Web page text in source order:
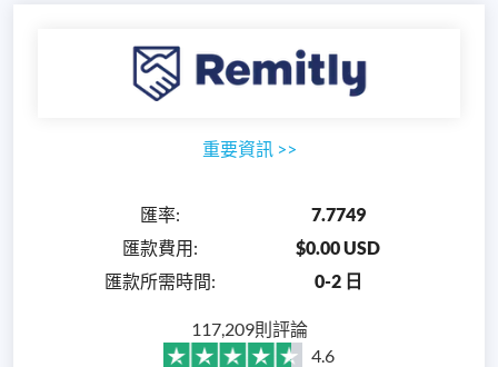
重要資訊 >>
117,209則評論
4.6
匯率:
7.7749
匯款費用:
$0.00 USD
匯款所需時間: 0-2 日